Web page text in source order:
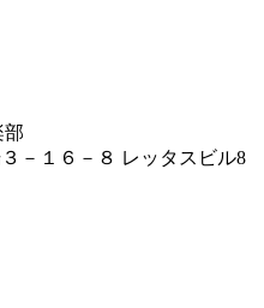
部
－１６－８ レッタスビル8